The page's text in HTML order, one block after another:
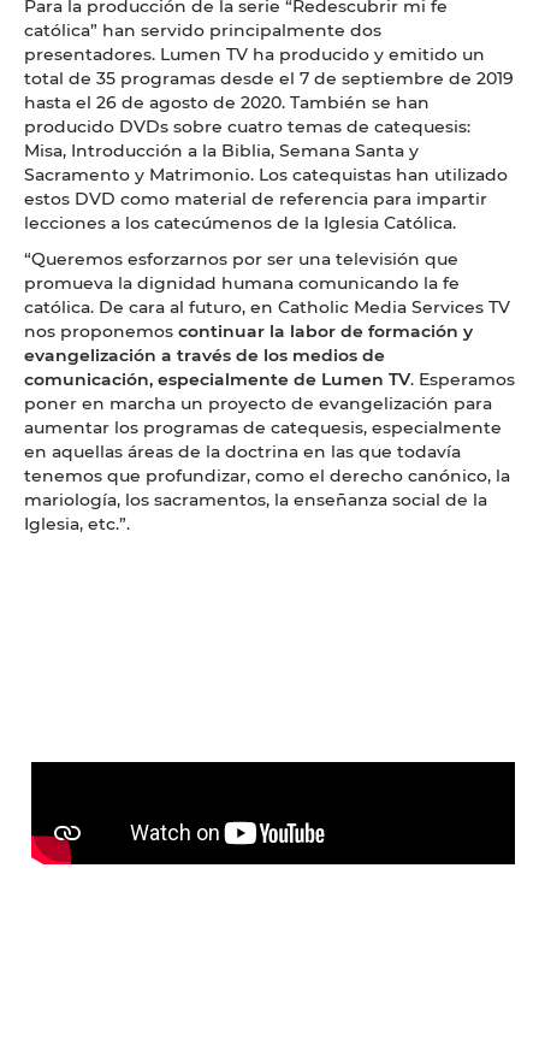
Para la producción de la serie “Redescubrir mi fe
católica” han servido principalmente dos
presentadores. Lumen TV ha producido y emitido un
total de 35 programas desde el 7 de septiembre de 2019
hasta el 26 de agosto de 2020. También se han
producido DVDs sobre cuatro temas de catequesis:
Misa, Introducción a la Biblia, Semana Santa y
Sacramento y Matrimonio. Los catequistas han utilizado
estos DVD como material de referencia para impartir
lecciones a los catecúmenos de la Iglesia Católica.
“Queremos esforzarnos por ser una televisión que
promueva la dignidad humana comunicando la fe
católica. De cara al futuro, en Catholic Media Services TV
nos proponemos continuar la labor de formación y
evangelización a través de los medios de
comunicación, especialmente de Lumen TV. Esperamos
poner en marcha un proyecto de evangelización para
aumentar los programas de catequesis, especialmente
en aquellas áreas de la doctrina en las que todavía
tenemos que profundizar, como el derecho canónico, la
mariología, los sacramentos, la enseñanza social de la
Iglesia, etc.”.